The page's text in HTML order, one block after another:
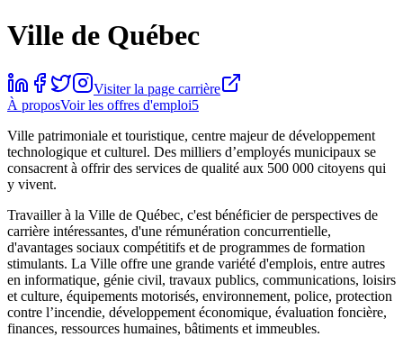
Ville de Québec
Visiter la page carrière
À proposVoir les offres d'emploi5
Ville patrimoniale et touristique, centre majeur de développement
technologique et culturel. Des milliers d’employés municipaux se
consacrent à offrir des services de qualité aux 500 000 citoyens qui
y vivent.
Travailler à la Ville de Québec, c'est bénéficier de perspectives de
carrière intéressantes, d'une rémunération concurrentielle,
d'avantages sociaux compétitifs et de programmes de formation
stimulants. La Ville offre une grande variété d'emplois, entre autres
en informatique, génie civil, travaux publics, communications, loisirs
et culture, équipements motorisés, environnement, police, protection
contre l’incendie, développement économique, évaluation foncière,
finances, ressources humaines, bâtiments et immeubles.